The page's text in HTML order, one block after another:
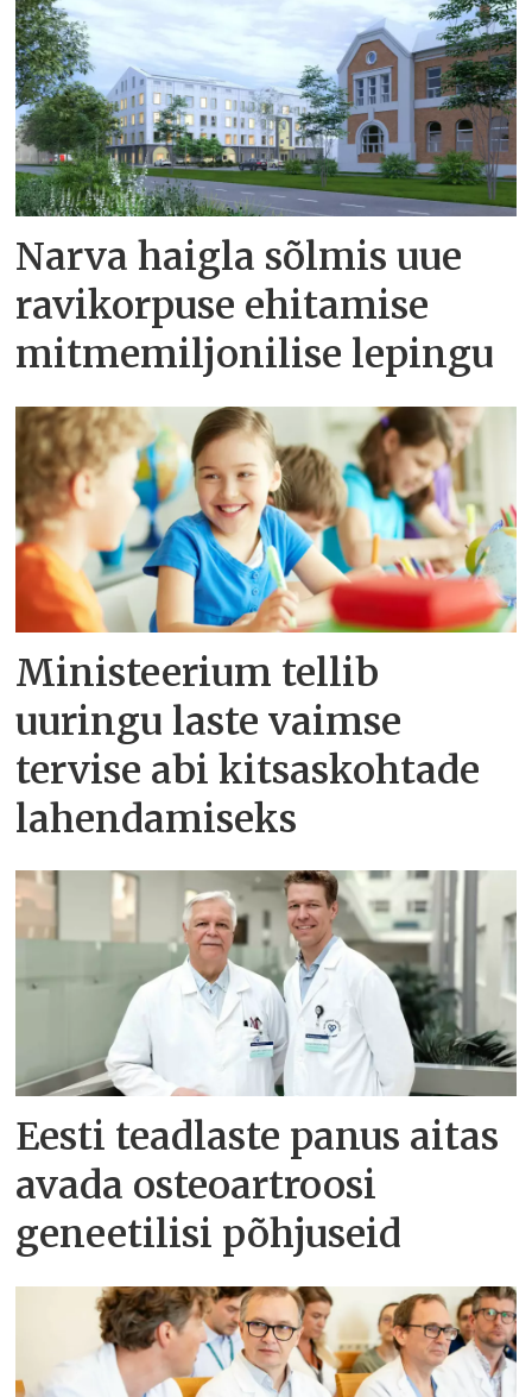
Narva haigla sõlmis uue
ravikorpuse ehitamise
mitmemiljonilise lepingu
Ministeerium tellib
uuringu laste vaimse
tervise abi kitsaskohtade
lahendamiseks
Eesti teadlaste panus aitas
avada osteoartroosi
geneetilisi põhjuseid